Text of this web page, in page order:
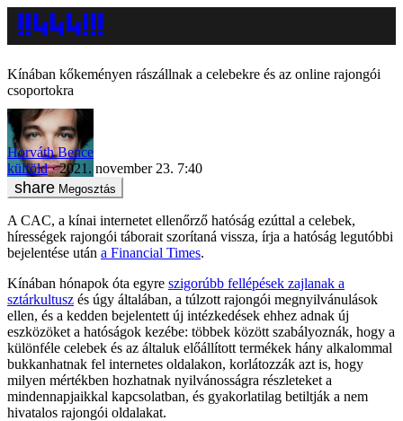
Kínában kőkeményen rászállnak a celebekre és az online rajongói
csoportokra
Horváth Bence
külföld
2021. november 23. 7:40
Megosztás
A CAC, a kínai internetet ellenőrző hatóság ezúttal a celebek,
hírességek rajongói táborait szorítaná vissza, írja a hatóság legutóbbi
bejelentése után a Financial Times.
Kínában hónapok óta egyre szigorúbb fellépések zajlanak a
sztárkultusz és úgy általában, a túlzott rajongói megnyilvánulások
ellen, és a kedden bejelentett új intézkedések ehhez adnak új
eszközöket a hatóságok kezébe: többek között szabályoznák, hogy a
különféle celebek és az általuk előállított termékek hány alkalommal
bukkanhatnak fel internetes oldalakon, korlátozzák azt is, hogy
milyen mértékben hozhatnak nyilvánosságra részleteket a
mindennapjaikkal kapcsolatban, és gyakorlatilag betiltják a nem
hivatalos rajongói oldalakat.